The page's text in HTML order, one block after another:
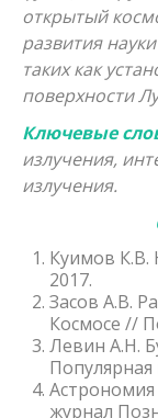
Политические
Культурология
открытый
развития
таких как
поверхности
Ключевые
излучения,
излучения.
Куимов К.В.
2017.
Засов А.В.
Космосе //
Левин А.Н.
журнал